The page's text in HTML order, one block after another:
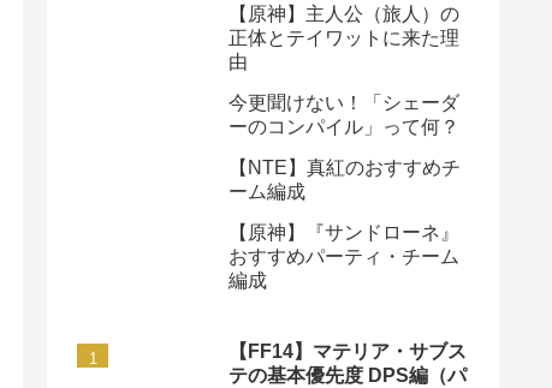
【原神】主人公（旅人）の
正体とテイワットに来た理
由
今更聞けない！「シェーダ
ーのコンパイル」って何？
【NTE】真紅のおすすめチ
ーム編成
【原神】『サンドローネ』
おすすめパーティ・チーム
編成
【FF14】マテリア・サブス
テの基本優先度 DPS編（パ